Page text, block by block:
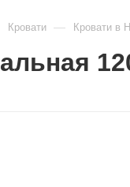
Кровати — Кровати в